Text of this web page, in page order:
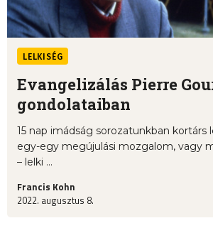
LELKISÉG
Evangelizálás Pierre
gondolataiban
15 nap imádság sorozatunkban kortárs
egy-egy megújulási mozgalom, vagy
– lelki ...
Francis Kohn
2022. augusztus 8.